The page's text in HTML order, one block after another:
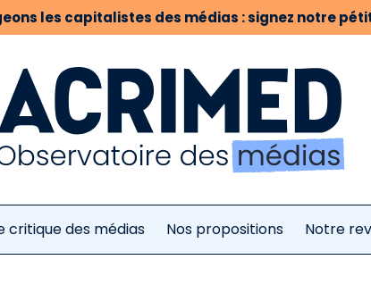
les capitalistes des médias : signez notre
critique des médias Nos propositions Notre